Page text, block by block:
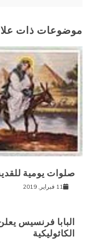
موضوعات ذات
صلوات يومية
11 فبراير, 2019
الكاثوليكية